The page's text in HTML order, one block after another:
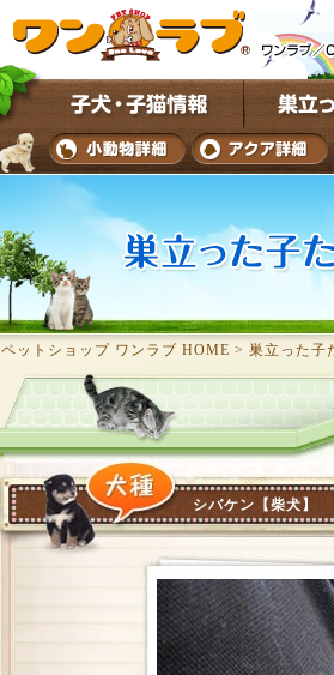
ペットショップ ワンラブ HOME > 巣立った子
シバケン【柴犬】